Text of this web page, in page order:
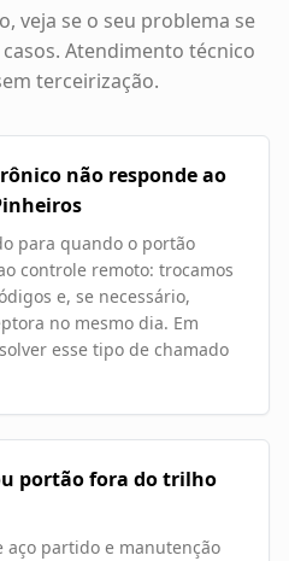
veja se o seu problema se
Atendimento técnico
terceirização.
não responde ao
para quando o portão
controle remoto: trocamos
e, se necessário,
no mesmo dia. Em
esse tipo de chamado
portão fora do trilho
aço partido e manutenção